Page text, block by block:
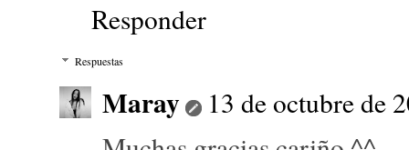
Responder
Respuestas
Maray
13 de octubre de